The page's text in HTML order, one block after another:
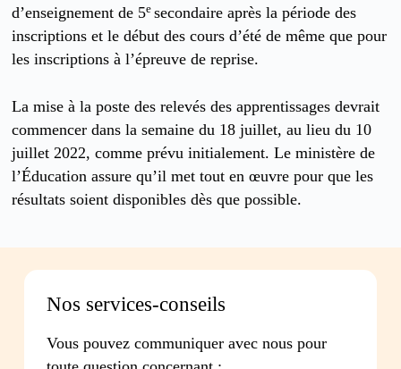
d’enseignement de 5e secondaire après la période des
inscriptions et le début des cours d’été de même que pour
les inscriptions à l’épreuve de reprise.
La mise à la poste des relevés des apprentissages devrait
commencer dans la semaine du 18 juillet, au lieu du 10
juillet 2022, comme prévu initialement. Le ministère de
l’Éducation assure qu’il met tout en œuvre pour que les
résultats soient disponibles dès que possible.
Nos services-conseils
Vous pouvez communiquer avec nous pour